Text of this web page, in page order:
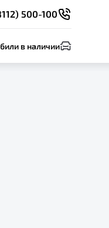
500-100
в наличии